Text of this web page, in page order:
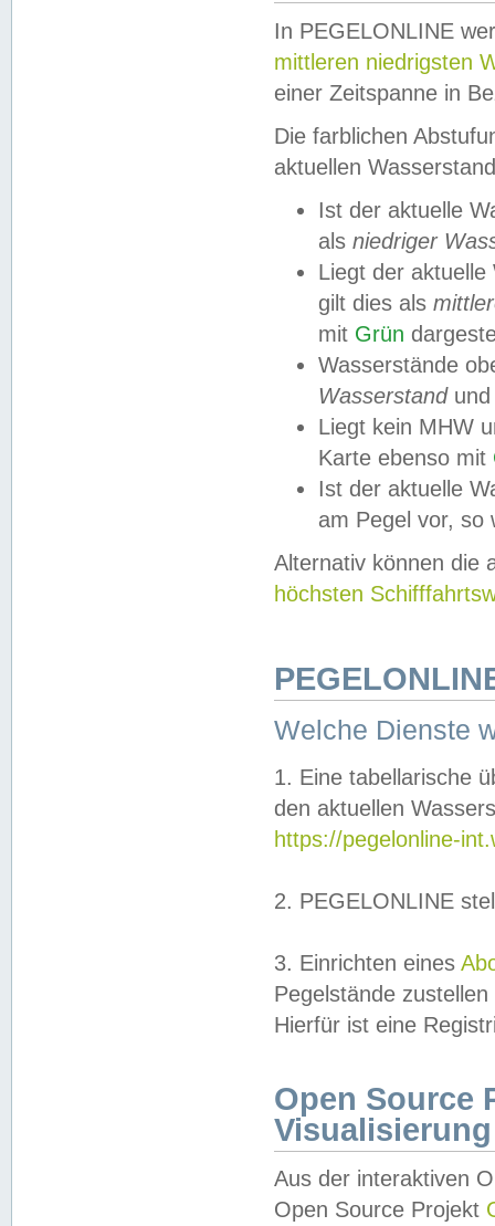
In PEGELONLINE
mittleren niedrigsten
einer Zeitspanne in
Die farblichen
aktuellen
Ist der aktuelle
als niedriger
Liegt der
gilt dies als
mit Grün
Wasserstände
Wasserstandund
Liegt kein MHW
Karte ebenso mit
Ist der aktuelle
am Pegel vor,
Alternativ können die
höchsten
Welche Dienste
1. Eine tabellarische
den aktuellen
https://pegelonline-
2. PEGELONLINE
3. Einrichten eines
Pegelstände
Hierfür ist eine
Open Source
Visualisierung
Aus der interaktiven
Open Source Projekt